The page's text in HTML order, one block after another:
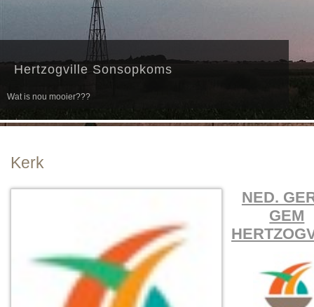
Hertzogville Sonsopkoms
Wat is nou mooier???
HERTZOGVILLE LANDBOUFEES 2018
Kerk
NED.
GEM